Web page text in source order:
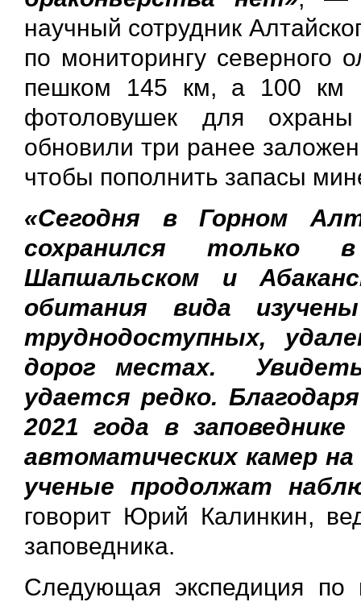
научный сотрудник
по мониторингу северного
пешком 145 км, а 100 км
фотоловушек для
обновили три ранее
чтобы пополнить запасы
«Сегодня в Горном
сохранился только
Шапшальском и
обитания вида
труднодоступных,
дорог местах.
удается редко.
2021 года в
автоматических камер
ученые продолжат
говорит Юрий Калинкин,
заповедника.
Следующая экспедиция по